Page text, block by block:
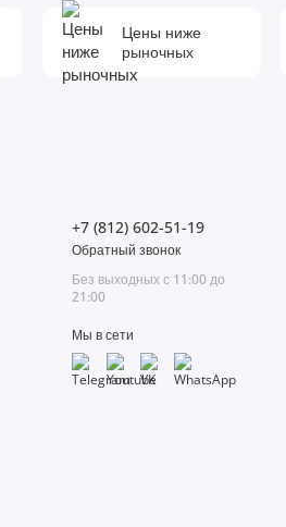
Цены ниже
рыночных
+7 (812) 602-51-19
Обратный звонок
Без выходных с 11:00 до
21:00
Мы в сети